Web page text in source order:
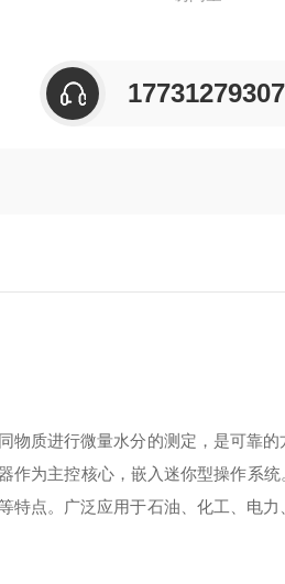
17731279307
质进行微量水分的测定，是可靠
作为主控核心，嵌入迷你型操作系
特点。广泛应用于石油、化工、电